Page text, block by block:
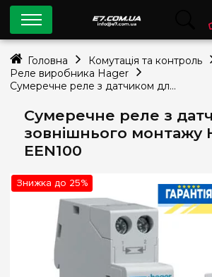
Сумеречне реле з
зовнішнього монтажу
EEN100
Знижка до 25%
0 800
Viber
Головна Комутація та контроль
Реле виробника Hager
Сумеречне реле з датчиком для зовнішнього монтажу Hager EEN100